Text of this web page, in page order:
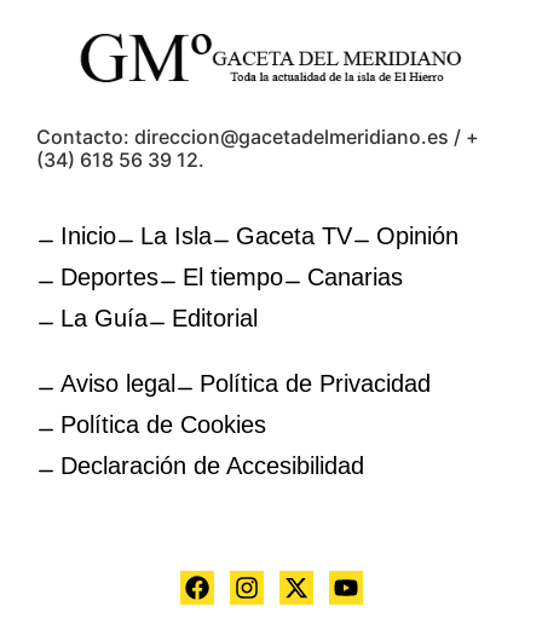
Contacto: direccion@gacetadelmeridiano.es / +
(34) 618 56 39 12.
Inicio La Isla Gaceta TV
Opinión
Deportes
El tiempo
Canarias
La Guía
Editorial
Aviso legal
Política de Privacidad
Política de Cookies
Declaración de Accesibilidad